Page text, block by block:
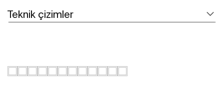
Teknik çizimler